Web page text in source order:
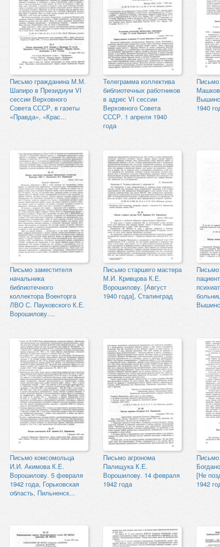
Письмо гражданина М.М.
Шапиро в Президиум VI
сессии Верховного
Совета СССР, в газеты
«Правда», «Крас...
Телеграмма коллектива
библиотечных работников
в адрес VI сессии
Верховного Совета
СССР. 1 апреля 1940
года
1940
Письмо заместителя
начальника
библиотечного
коллектора Военторга
ЛВО С. Пауковского К.Е.
Ворошилову....
Письмо старшего мастера
М.И. Кривцова К.Е.
Ворошилову. [Август
1940 года], Сталинград
Письмо
Письмо комсомольца
И.И. Акимова К.Е.
Ворошилову. 5 февраля
1942 года, Горьковская
область, Пильненск...
Письмо агронома
Палищука К.Е.
Ворошилову. 14 февраля
1942 года
[Не
1942